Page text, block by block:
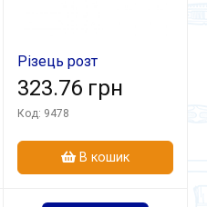
Різець розт
25х16х200 Т15К6 гл.
323.76 грн
Код: 9478
В кошик